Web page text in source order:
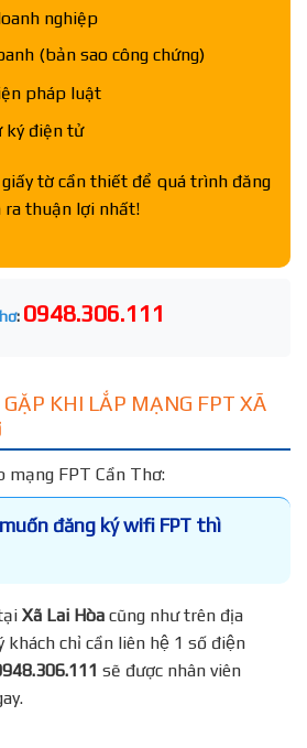
nghiệp
(bản sao công chứng)
pháp luật
ký điện tử
tờ cần thiết để quá trình đăng
ra thuận lợi nhất!
: 0948.306.111
KHI LẮP MẠNG FPT XÃ
mạng FPT Cần Thơ:
đăng ký wifi FPT thì
Xã Lai Hòacũng như trên địa
khách chỉ cần liên hệ 1 số điện
sẽ được nhân viên